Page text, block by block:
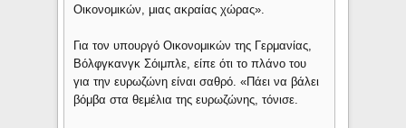
Οικονομικών, μιας ακραίας χώρας».
Για τον υπουργό Οικονομικών της Γερμανίας,
Βόλφγκανγκ Σόιμπλε, είπε ότι το πλάνο του
για την ευρωζώνη είναι σαθρό. «Πάει να βάλει
βόμβα στα θεμέλια της ευρωζώνης, τόνισε.